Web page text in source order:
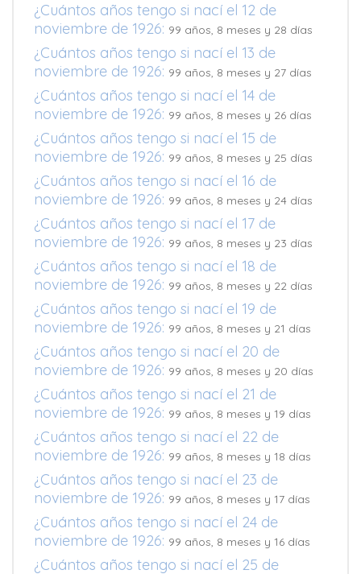
¿Cuántos años tengo si nací el 12 de
noviembre de 1926: 99 años, 8 meses y 28 días
¿Cuántos años tengo si nací el 13 de
noviembre de 1926: 99 años, 8 meses y 27 días
¿Cuántos años tengo si nací el 14 de
noviembre de 1926: 99 años, 8 meses y 26 días
¿Cuántos años tengo si nací el 15 de
noviembre de 1926: 99 años, 8 meses y 25 días
¿Cuántos años tengo si nací el 16 de
noviembre de 1926: 99 años, 8 meses y 24 días
¿Cuántos años tengo si nací el 17 de
noviembre de 1926: 99 años, 8 meses y 23 días
¿Cuántos años tengo si nací el 18 de
noviembre de 1926: 99 años, 8 meses y 22 días
¿Cuántos años tengo si nací el 19 de
noviembre de 1926: 99 años, 8 meses y 21 días
¿Cuántos años tengo si nací el 20 de
noviembre de 1926: 99 años, 8 meses y 20 días
¿Cuántos años tengo si nací el 21 de
noviembre de 1926: 99 años, 8 meses y 19 días
¿Cuántos años tengo si nací el 22 de
noviembre de 1926: 99 años, 8 meses y 18 días
¿Cuántos años tengo si nací el 23 de
noviembre de 1926: 99 años, 8 meses y 17 días
¿Cuántos años tengo si nací el 24 de
noviembre de 1926: 99 años, 8 meses y 16 días
¿Cuántos años tengo si nací el 25 de